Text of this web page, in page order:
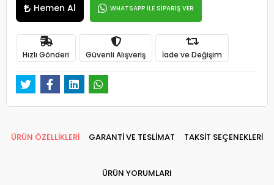
Hemen Al WHATSAPP İLE SİPARİŞ VER
Hızlı Gönderi Güvenli Alışveriş İade ve Değişim
ÜRÜN ÖZELLİKLERİ GARANTİ VE TESLİMAT TAKSİT SEÇENEKLERİ
ÜRÜN YORUMLARI